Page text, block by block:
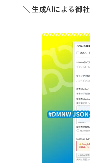
生成AIによる御